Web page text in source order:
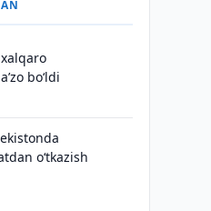
xalqaro
bo‘ldi
o‘tkazish